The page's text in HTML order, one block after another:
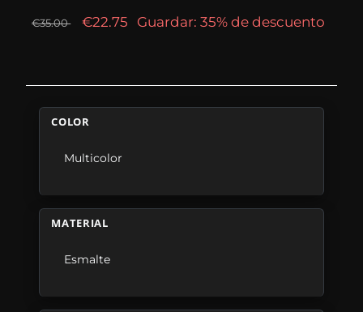
€35.00 €22.75 Guardar: 35% de descuento
COLOR
Multicolor
MATERIAL
Esmalte